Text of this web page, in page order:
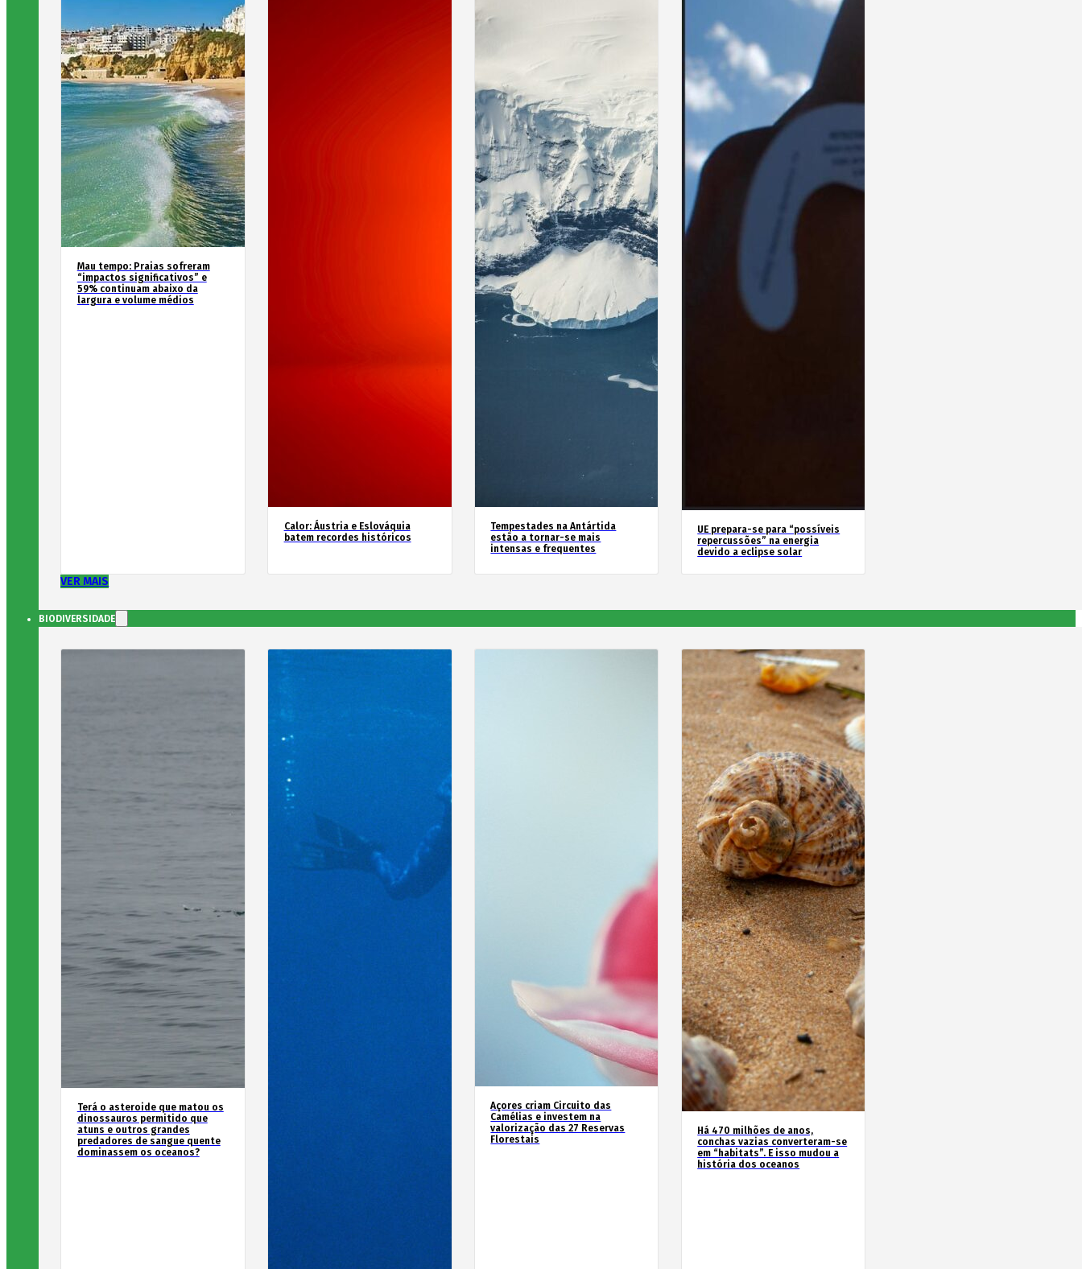
Mau tempo: Praias sofreram
“impactos significativos” e
59% continuam abaixo da
largura e volume médios
Calor: Áustria e Eslováquia
batem recordes históricos
Tempestades na Antártida
estão a tornar-se mais
intensas e frequentes
UE prepara-se para “possíveis
repercussões” na energia
devido a eclipse solar
VER MAIS
BIODIVERSIDADE
Terá o asteroide que matou os
dinossauros permitido que
atuns e outros grandes
predadores de sangue quente
dominassem os oceanos?
Açores criam Circuito das
Camélias e investem na
valorização das 27 Reservas
Florestais
Há 470 milhões de anos,
conchas vazias converteram-se
em “habitats”. E isso mudou a
história dos oceanos